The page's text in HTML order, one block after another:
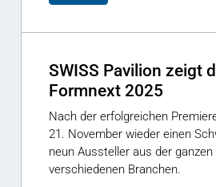
SWISS Pavilion zeigt
Formnext 2025
Nach der erfolgreichen
21. November wieder einen
neun Aussteller aus der
verschiedenen Branchen.